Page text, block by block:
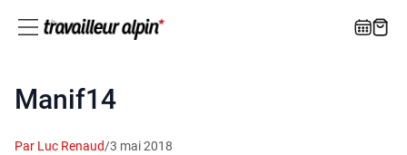
Manif14
Par Luc Renaud/3 mai 2018